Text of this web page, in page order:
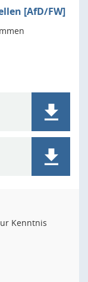
[AfD/FW]
Kenntnis